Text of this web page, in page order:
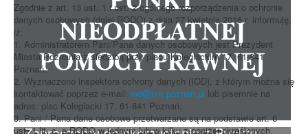
Zgodnie z art. 13 ust. 1 i ust. 2 ogólnego rozporządzenia o ochronie
danych osobowych (dalej RODO) z dnia 27 kwietnia 2016 r. informuję,
iż:
1. Administratorem Pani/Pana danych osobowych jest Prezydent
Miasta Poznania z siedzibą przy placu Kolegiackim 17, 61-841
Poznań.
2. Wyznaczono inspektora ochrony danych (IOD), z którym można się
kontaktować poprzez e-mail: iod@um.poznan.pl lub pisemnie na
adres: plac Kolegiacki 17, 61-841 Poznań.
3. Pani / Pana dane osobowe przetwarzane są na podstawie art. 6
ust. 1 lit, c, e RODO w jednym lub w kilku z poniżej określonych